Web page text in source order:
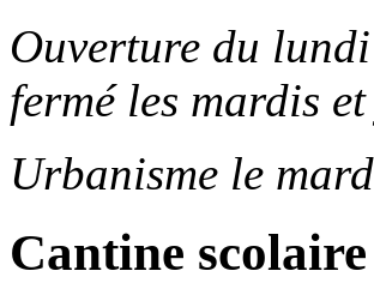
Ouverture du
fermé les mardis
Urbanisme le
Cantine scolaire